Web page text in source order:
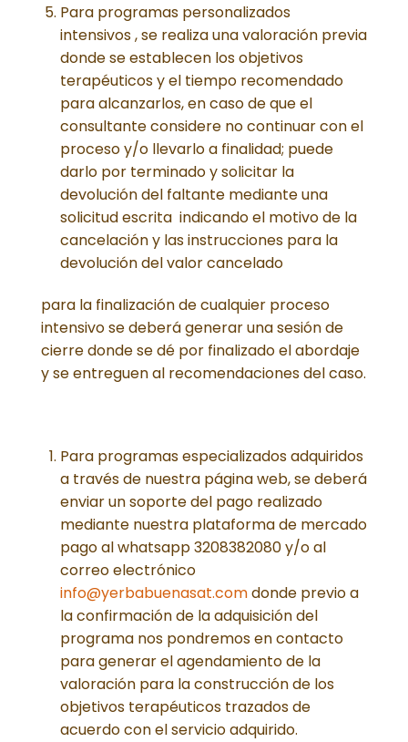
Para programas personalizados
intensivos , se realiza una valoración previa
donde se establecen los objetivos
terapéuticos y el tiempo recomendado
para alcanzarlos, en caso de que el
consultante considere no continuar con el
proceso y/o llevarlo a finalidad; puede
darlo por terminado y solicitar la
devolución del faltante mediante una
solicitud escrita indicando el motivo de la
cancelación y las instrucciones para la
devolución del valor cancelado
para la finalización de cualquier proceso
intensivo se deberá generar una sesión de
cierre donde se dé por finalizado el abordaje
y se entreguen al recomendaciones del caso.
Para programas especializados adquiridos
a través de nuestra página web, se deberá
enviar un soporte del pago realizado
mediante nuestra plataforma de mercado
pago al whatsapp 3208382080 y/o al
correo electrónico
info@yerbabuenasat.comdonde previo a
la confirmación de la adquisición del
programa nos pondremos en contacto
para generar el agendamiento de la
valoración para la construcción de los
objetivos terapéuticos trazados de
acuerdo con el servicio adquirido.